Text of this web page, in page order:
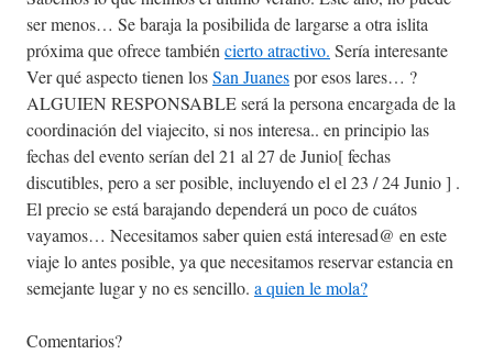
ser menos… Se baraja la posibilida de largarse a otra islita
próxima que ofrece tambiéncierto atractivo. Sería interesante
Ver qué aspecto tienen losSan Juanespor esos lares… ?
ALGUIEN RESPONSABLE será la persona encargada de la
coordinación del viajecito, si nos interesa.. en principio las
fechas del evento serían del 21 al 27 de Junio[ fechas
discutibles, pero a ser posible, incluyendo el el 23 / 24 Junio ] .
El precio se está barajando dependerá un poco de cuátos
vayamos… Necesitamos saber quien está interesad@ en este
viaje lo antes posible, ya que necesitamos reservar estancia en
semejante lugar y no es sencillo. a quien le mola?
Comentarios?